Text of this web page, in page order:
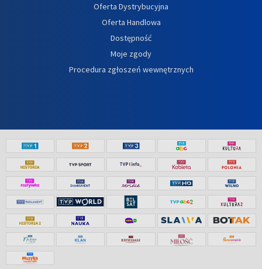
Oferta Dystrybucyjna
Oferta Handlowa
Dostępność
Moje zgody
Procedura zgłoszeń wewnętrznych